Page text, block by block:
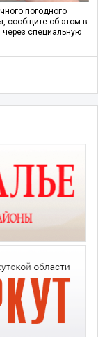
погодного
сообщите об этом в
через специальную